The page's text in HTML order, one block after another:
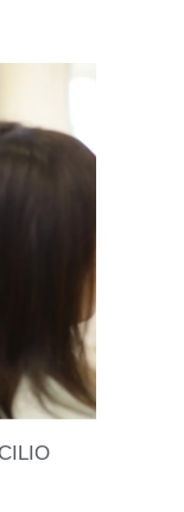
te vas
estar
algunos